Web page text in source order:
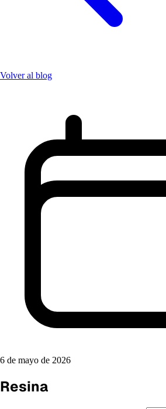
Volver al blog
6 de mayo de 2026
Resina